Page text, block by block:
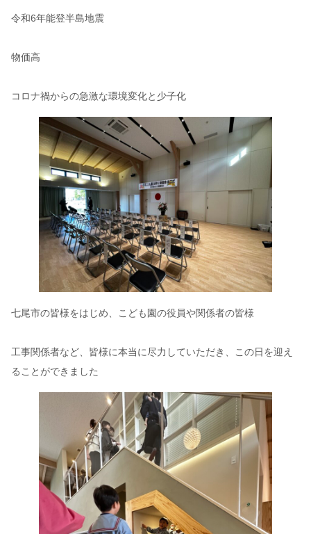
令和6年能登半島地震
物価高
コロナ禍からの急激な環境変化と少子化
七尾市の皆様をはじめ、こども園の役員や関係者の皆様
工事関係者など、皆様に本当に尽力していただき、この日を迎え
ることができました